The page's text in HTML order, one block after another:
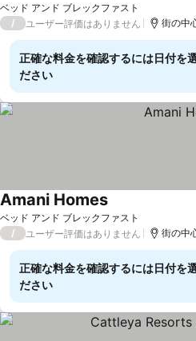
ベッド アンド ブレックファスト
/ ユーザー評価はありません 街の中
正確な料金を確認するには日付を
ださい
ベッド アンド ブレックファスト
Amani Homes
/ ユーザー評価はありません 街の中
正確な料金を確認するには日付を
ださい